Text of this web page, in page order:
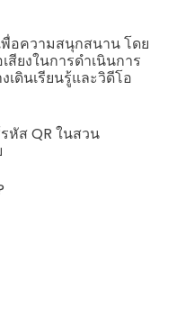
อความสนุกสนาน โดย
ยงในการดำเนินการ
เดินเรียนรู้และวิดีโอ
หัส QR ในสวน